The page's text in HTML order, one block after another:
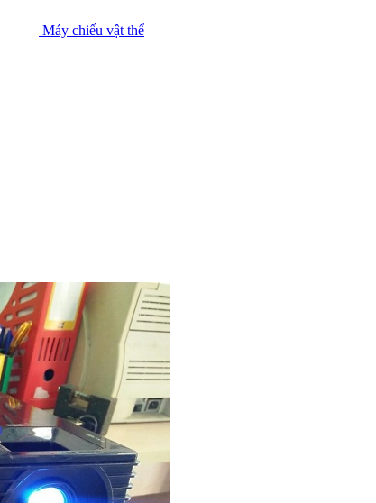
Máy chiếu vật thể